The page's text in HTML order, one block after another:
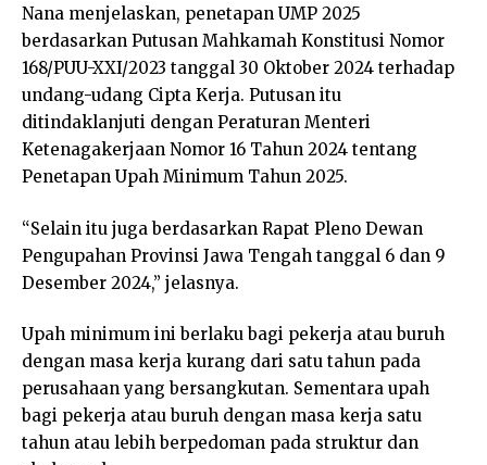
Nana menjelaskan, penetapan UMP 2025
berdasarkan Putusan Mahkamah Konstitusi Nomor
168/PUU-XXI/2023 tanggal 30 Oktober 2024 terhadap
undang-udang Cipta Kerja. Putusan itu
ditindaklanjuti dengan Peraturan Menteri
Ketenagakerjaan Nomor 16 Tahun 2024 tentang
Penetapan Upah Minimum Tahun 2025.
“Selain itu juga berdasarkan Rapat Pleno Dewan
Pengupahan Provinsi Jawa Tengah tanggal 6 dan 9
Desember 2024,” jelasnya.
Upah minimum ini berlaku bagi pekerja atau buruh
dengan masa kerja kurang dari satu tahun pada
perusahaan yang bersangkutan. Sementara upah
bagi pekerja atau buruh dengan masa kerja satu
tahun atau lebih berpedoman pada struktur dan